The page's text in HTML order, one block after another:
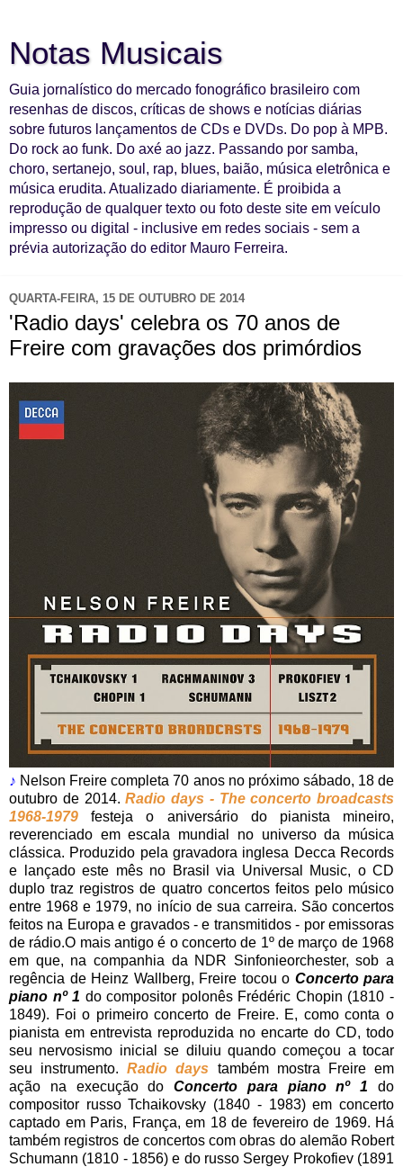
Notas Musicais
Guia jornalístico do mercado fonográfico brasileiro com
resenhas de discos, críticas de shows e notícias diárias
sobre futuros lançamentos de CDs e DVDs. Do pop à MPB.
Do rock ao funk. Do axé ao jazz. Passando por samba,
choro, sertanejo, soul, rap, blues, baião, música eletrônica e
música erudita. Atualizado diariamente. É proibida a
reprodução de qualquer texto ou foto deste site em veículo
impresso ou digital - inclusive em redes sociais - sem a
prévia autorização do editor Mauro Ferreira.
QUARTA-FEIRA, 15 DE OUTUBRO DE 2014
'Radio days' celebra os 70 anos de
Freire com gravações dos primórdios
♪ Nelson Freire completa 70 anos no próximo sábado, 18 de
outubro de 2014.Radio days - The concerto broadcasts
1968-1979 festeja o aniversário do pianista mineiro,
reverenciado em escala mundial no universo da música
clássica. Produzido pela gravadora inglesa Decca Records
e lançado este mês no Brasil via Universal Music, o CD
duplo traz registros de quatro concertos feitos pelo músico
entre 1968 e 1979, no início de sua carreira. São concertos
feitos na Europa e gravados - e transmitidos - por emissoras
de rádio.O mais antigo é o concerto de 1º de março de 1968
em que, na companhia da NDR Sinfonieorchester, sob a
regência de Heinz Wallberg, Freire tocou o Concerto para
piano nº 1 do compositor polonês Frédéric Chopin (1810 -
1849). Foi o primeiro concerto de Freire. E, como conta o
pianista em entrevista reproduzida no encarte do CD, todo
seu nervosismo inicial se diluiu quando começou a tocar
seu instrumento.Radio days também mostra Freire em
ação na execução doConcerto para piano nº 1 do
compositor russo Tchaikovsky (1840 - 1983) em concerto
captado em Paris, França, em 18 de fevereiro de 1969. Há
também registros de concertos com obras do alemão Robert
Schumann (1810 - 1856) e do russo Sergey Prokofiev (1891